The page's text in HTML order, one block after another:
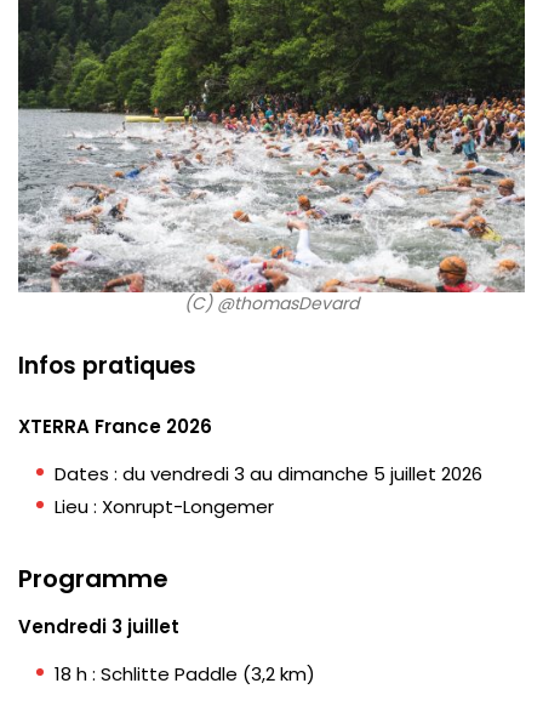
(C) @thomasDevard
Infos pratiques
XTERRA France 2026
Dates : du vendredi 3 au dimanche 5 juillet 2026
Lieu : Xonrupt-Longemer
Programme
Vendredi 3 juillet
18 h : Schlitte Paddle (3,2 km)